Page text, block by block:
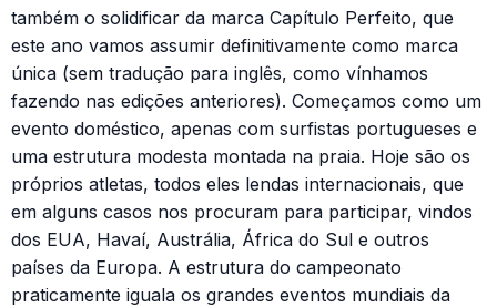
também o solidificar da marca Capítulo Perfeito, que
este ano vamos assumir definitivamente como marca
única (sem tradução para inglês, como vínhamos
fazendo nas edições anteriores). Começamos como um
evento doméstico, apenas com surfistas portugueses e
uma estrutura modesta montada na praia. Hoje são os
próprios atletas, todos eles lendas internacionais, que
em alguns casos nos procuram para participar, vindos
dos EUA, Havaí, Austrália, África do Sul e outros
países da Europa. A estrutura do campeonato
praticamente iguala os grandes eventos mundiais da